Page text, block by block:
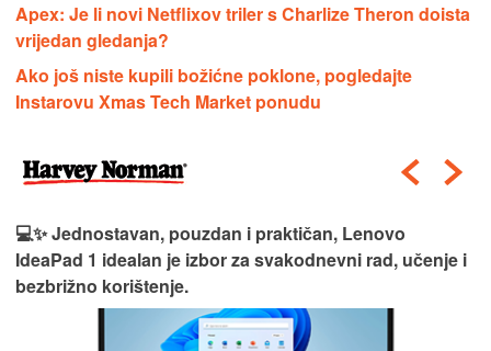
Apex: Je li novi Netflixov triler s Charlize Theron doista
vrijedan gledanja?
Ako još niste kupili božićne poklone, pogledajte
Instarovu Xmas Tech Market ponudu
💻✨ Jednostavan, pouzdan i praktičan, Lenovo
IdeaPad 1 idealan je izbor za svakodnevni rad, učenje i
bezbrižno korištenje.